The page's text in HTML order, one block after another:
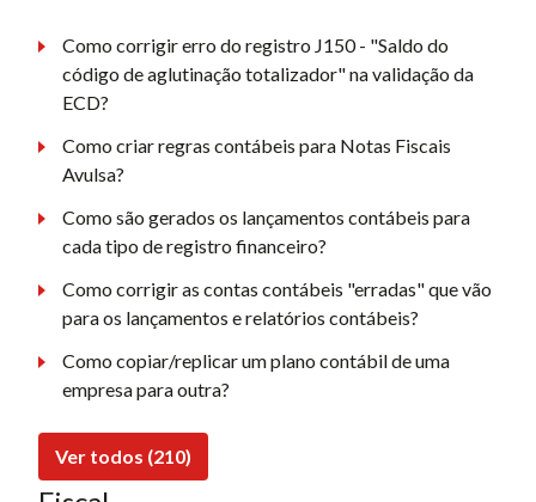
Como corrigir erro do registro J150 - "Saldo do
código de aglutinação totalizador" na validação da
ECD?
Como criar regras contábeis para Notas Fiscais
Avulsa?
Como são gerados os lançamentos contábeis para
cada tipo de registro financeiro?
Como corrigir as contas contábeis "erradas" que vão
para os lançamentos e relatórios contábeis?
Como copiar/replicar um plano contábil de uma
empresa para outra?
Ver todos (210)